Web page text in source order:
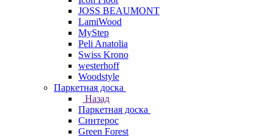
JOSS BEAUMONT
LamiWood
MyStep
Peli Anatolia
Swiss Krono
westerhoff
Woodstyle
Паркетная доска
Назад
Паркетная доска
Синтерос
Green Forest